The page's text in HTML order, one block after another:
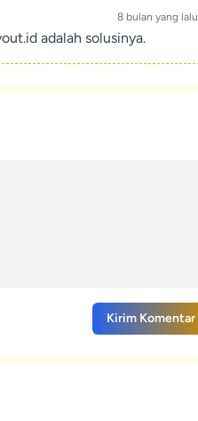
8 bulan yang lalu
adalah solusinya.
Kirim Komentar